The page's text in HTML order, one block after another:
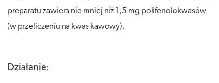
preparatu zawiera nie mniej niż 1,5 mg polifenolokwasów
(w przeliczeniu na kwas kawowy).
Działanie: